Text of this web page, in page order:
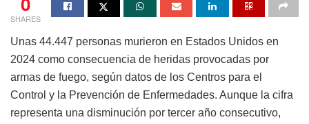
SHARES
Unas 44.447 personas murieron en Estados Unidos en
2024 como consecuencia de heridas provocadas por
armas de fuego, según datos de los Centros para el
Control y la Prevención de Enfermedades. Aunque la cifra
representa una disminución por tercer año consecutivo,